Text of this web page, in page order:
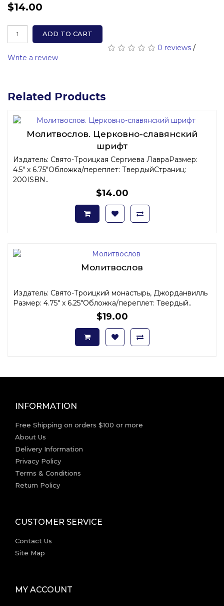
$14.00
ADD TO CART
0 reviews /
Write a review
Related Products
Молитвослов. Церковно-славянский
шрифт
Издатель: Свято-Троицкая Сергиева ЛавраРазмер:
4.5" x 6.75"Обложка/переплет: ТвердыйСтраниц:
200ISBN..
$14.00
Молитвослов
Издатель: Свято-Троицкий монастырь, Джорданвилль
Размер: 4.75" x 6.25"Обложка/переплет: Твердый..
$19.00
INFORMATION
Free Shipping on orders $100 or more
About Us
Delivery Information
Privacy Policy
Terms & Conditions
Return Policy
CUSTOMER SERVICE
Contact Us
Site Map
MY ACCOUNT